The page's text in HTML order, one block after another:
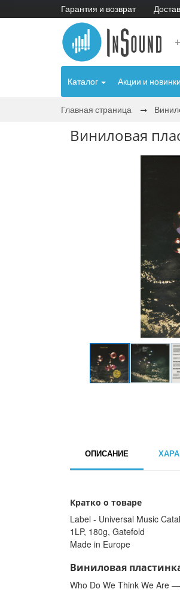
Гарантия и возврат
Каталог Акции и новинки
Главная страница
Виниловая
ОПИСАНИЕ
Кратко о товаре
Label - Universal Music
1LP, 180g, Gatefold
Made in Europe
Виниловая
Who Do We Think We Are